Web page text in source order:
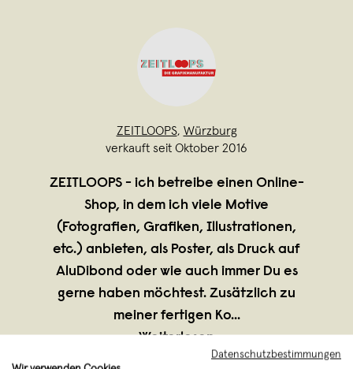
ZEITLOOPS, Würzburg
verkauft seit Oktober 2016
ZEITLOOPS - ich betreibe einen Online-
Shop, in dem ich viele Motive
(Fotografien, Grafiken, Illustrationen,
etc.) anbieten, als Poster, als Druck auf
AluDibond oder wie auch immer Du es
gerne haben möchtest. Zusätzlich zu
meiner fertigen Ko...
Weiterlesen
Datenschutzbestimmungen